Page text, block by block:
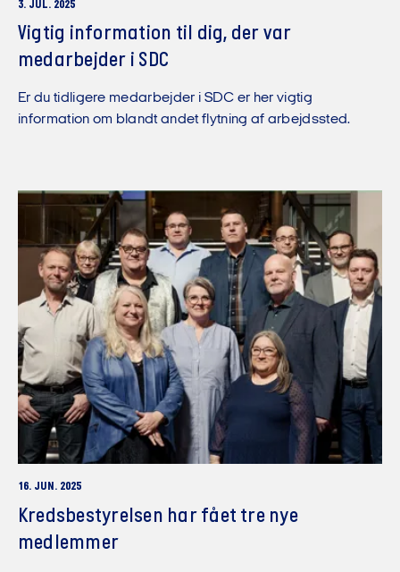
3. JUL. 2025
Vigtig information til dig, der var
medarbejder i SDC
Er du tidligere medarbejder i SDC er her vigtig
information om blandt andet flytning af arbejdssted.
16. JUN. 2025
Kredsbestyrelsen har fået tre nye
medlemmer